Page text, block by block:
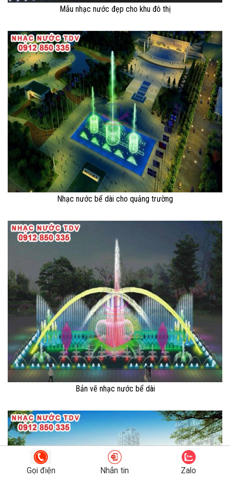
Mẫu nhạc nước đẹp cho khu đô thị
Nhạc nước bể dài cho quảng trường
Bản vẽ nhạc nước bể dài
Gọi điện Nhắn tin Zalo